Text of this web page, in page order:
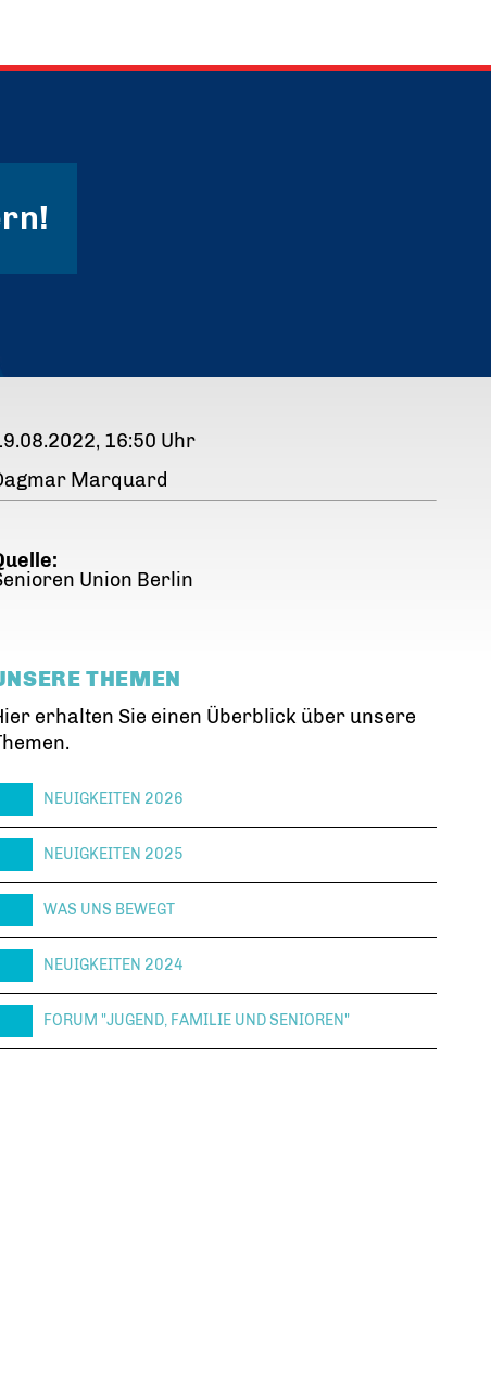
16:50 Uhr
Marquard
Union Berlin
THEMEN
erhalten Sie einen Überblick über unsere
NEUIGKEITEN 2026
NEUIGKEITEN 2025
WAS UNS BEWEGT
NEUIGKEITEN 2024
FORUM "JUGEND, FAMILIE UND SENIOREN"